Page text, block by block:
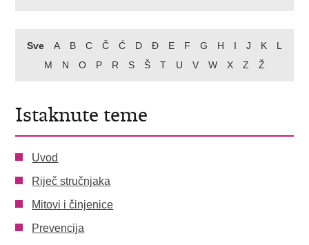
Sve A B C Č Ć D Đ E F G H I J K
L
M
N O P R S Š T U V W X Z Ž
Istaknute teme
Uvod
Riječ stručnjaka
Mitovi i činjenice
Prevencija